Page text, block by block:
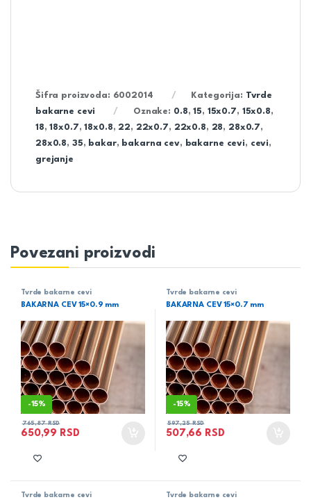
Šifra proizvoda: 6002014 Kategorija: Tvrde
bakarne cevi
Oznake: 0.8,15, 15x0.7, 15x0.8,
18,18x0.7,18x0.8,22, 22x0.7, 22x0.8, 28,28x0.7,
28x0.8, 35, bakar, bakarna cev, bakarne cevi, cevi,
grejanje
Povezani proizvodi
Tvrde bakarne cevi
BAKARNA CEV 15×0.9 mm
-15%
650,99 RSD
765,87RSD
Tvrde bakarne cevi
BAKARNA CEV 15×0.7 mm
-15%
507,66 RSD
597,25RSD
Tvrde bakarne cevi Tvrde bakarne cevi